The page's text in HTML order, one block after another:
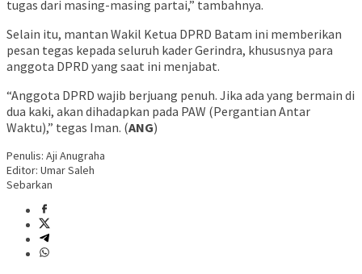
tugas dari masing-masing partai,” tambahnya.
Selain itu, mantan Wakil Ketua DPRD Batam ini memberikan
pesan tegas kepada seluruh kader Gerindra, khususnya para
anggota DPRD yang saat ini menjabat.
“Anggota DPRD wajib berjuang penuh. Jika ada yang bermain di
dua kaki, akan dihadapkan pada PAW (Pergantian Antar
Waktu),” tegas Iman. (ANG)
Penulis: Aji Anugraha
Editor: Umar Saleh
Sebarkan